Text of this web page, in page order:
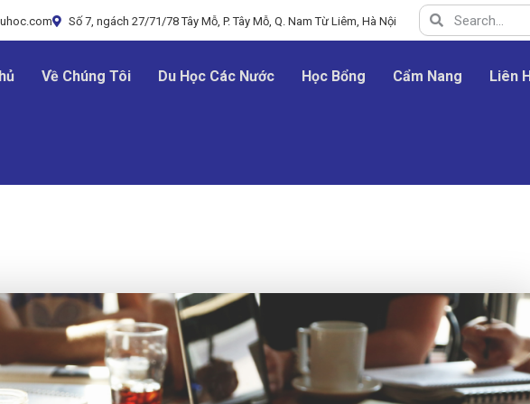
Số 7, ngách 27/71/78 Tây Mỗ, P. Tây Mỗ, Q. Nam Từ Liêm, Hà Nội
Về Chúng Tôi Du Học Các Nước Học Bổng Cẩm Nang Liên